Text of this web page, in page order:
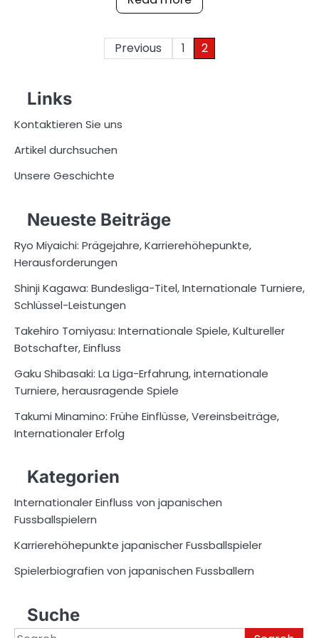
Previous 1 2
Links
Kontaktieren Sie uns
Artikel durchsuchen
Unsere Geschichte
Neueste Beiträge
Ryo Miyaichi: Prägejahre, Karrierehöhepunkte,
Herausforderungen
Shinji Kagawa: Bundesliga-Titel, Internationale Turniere,
Schlüssel-Leistungen
Takehiro Tomiyasu: Internationale Spiele, Kultureller
Botschafter, Einfluss
Gaku Shibasaki: La Liga-Erfahrung, internationale
Turniere, herausragende Spiele
Takumi Minamino: Frühe Einflüsse, Vereinsbeiträge,
Internationaler Erfolg
Kategorien
Internationaler Einfluss von japanischen
Fussballspielern
Karrierehöhepunkte japanischer Fussballspieler
Spielerbiografien von japanischen Fussballern
Suche